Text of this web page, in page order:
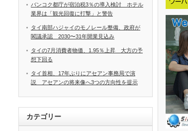
バンコク都庁が宿泊税3％の導入検討 ホテル
業界は「観光回復に打撃」と警告
タイ南部ハジャイのモノレール整備、政府が
閣議承認 2030〜31年開業見込み
タイの7月消費者物価、1.95％上昇 大方の予
想下回る
タイ首相、17年ぶりにアセアン事務局で演
説 アセアンの将来像へ3つの方向性を提示
カテゴリー